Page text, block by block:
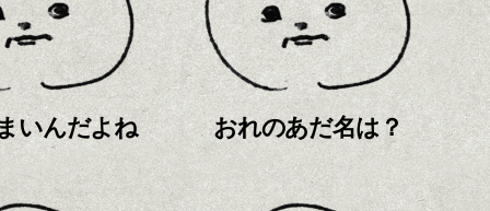
いんだよね おれのあだ名は？